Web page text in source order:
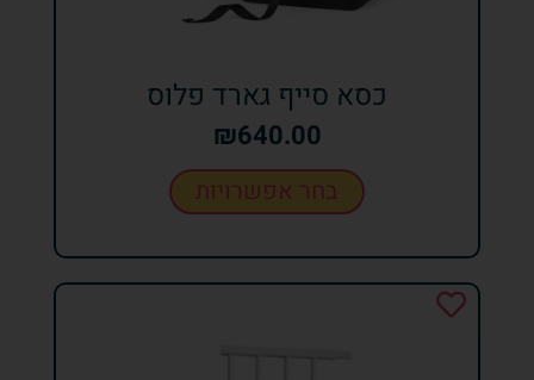
כסא סייף גארד פלוס
₪640.00
בחר אפשרויות